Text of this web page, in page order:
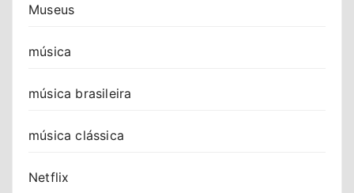
Museus
música
música brasileira
música clássica
Netflix